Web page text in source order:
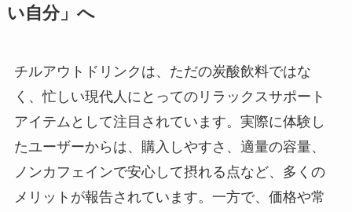
い自分」へ
チルアウトドリンクは、ただの炭酸飲料ではな
く、忙しい現代人にとってのリラックスサポート
アイテムとして注目されています。実際に体験し
たユーザーからは、購入しやすさ、適量の容量、
ノンカフェインで安心して摂れる点など、多くの
メリットが報告されています。一方で、価格や常